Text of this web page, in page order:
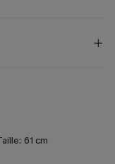
61 cm